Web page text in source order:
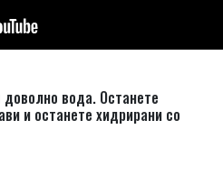
вода. Останете
и останете хидрирани со